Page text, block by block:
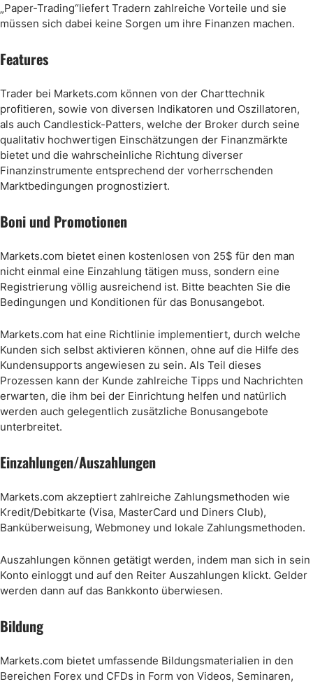
„Paper-Trading“liefert Tradern zahlreiche Vorteile und sie
müssen sich dabei keine Sorgen um ihre Finanzen machen.
Features
Trader bei Markets.com können von der Charttechnik
profitieren, sowie von diversen Indikatoren und Oszillatoren,
als auch Candlestick-Patters, welche der Broker durch seine
qualitativ hochwertigen Einschätzungen der Finanzmärkte
bietet und die wahrscheinliche Richtung diverser
Finanzinstrumente entsprechend der vorherrschenden
Marktbedingungen prognostiziert.
Boni und Promotionen
Markets.com bietet einen kostenlosen von 25$ für den man
nicht einmal eine Einzahlung tätigen muss, sondern eine
Registrierung völlig ausreichend ist. Bitte beachten Sie die
Bedingungen und Konditionen für das Bonusangebot.
Markets.com hat eine Richtlinie implementiert, durch welche
Kunden sich selbst aktivieren können, ohne auf die Hilfe des
Kundensupports angewiesen zu sein. Als Teil dieses
Prozessen kann der Kunde zahlreiche Tipps und Nachrichten
erwarten, die ihm bei der Einrichtung helfen und natürlich
werden auch gelegentlich zusätzliche Bonusangebote
unterbreitet.
Einzahlungen/Auszahlungen
Markets.com akzeptiert zahlreiche Zahlungsmethoden wie
Kredit/Debitkarte (Visa, MasterCard und Diners Club),
Banküberweisung, Webmoney und lokale Zahlungsmethoden.
Auszahlungen können getätigt werden, indem man sich in sein
Konto einloggt und auf den Reiter Auszahlungen klickt. Gelder
werden dann auf das Bankkonto überwiesen.
Bildung
Markets.com bietet umfassende Bildungsmaterialien in den
Bereichen Forex und CFDs in Form von Videos, Seminaren,